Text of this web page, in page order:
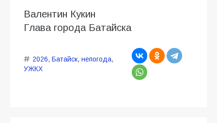
Валентин Кукин
Глава города Батайска
2026, Батайск, непогода,
УЖКХ